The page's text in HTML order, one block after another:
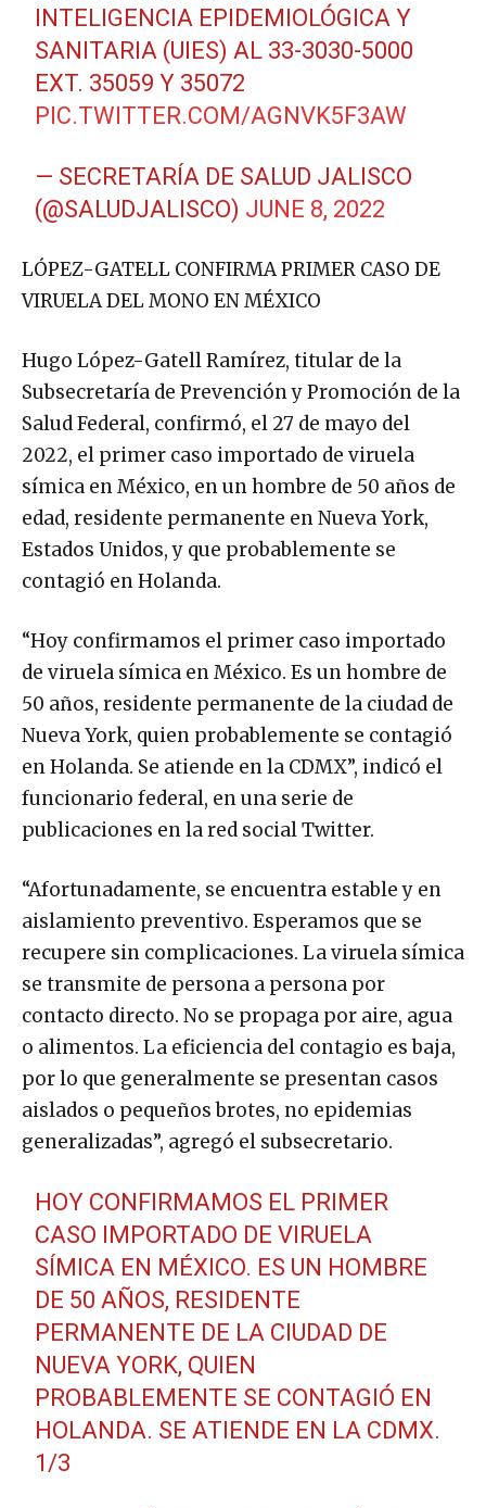
INTELIGENCIA EPIDEMIOLÓGICA Y
SANITARIA (UIES) AL 33-3030-5000
EXT. 35059 Y 35072
PIC.TWITTER.COM/AGNVK5F3AW
— SECRETARÍA DE SALUD JALISCO
(@SALUDJALISCO) JUNE 8, 2022
LÓPEZ-GATELL CONFIRMA PRIMER CASO DE
VIRUELA DEL MONO EN MÉXICO
Hugo López-Gatell Ramírez, titular de la
Subsecretaría de Prevención y Promoción de la
Salud Federal, confirmó, el 27 de mayo del
2022, el primer caso importado de viruela
símica en México, en un hombre de 50 años de
edad, residente permanente en Nueva York,
Estados Unidos, y que probablemente se
contagió en Holanda.
“Hoy confirmamos el primer caso importado
de viruela símica en México. Es un hombre de
50 años, residente permanente de la ciudad de
Nueva York, quien probablemente se contagió
en Holanda. Se atiende en la CDMX”, indicó el
funcionario federal, en una serie de
publicaciones en la red social Twitter.
“Afortunadamente, se encuentra estable y en
aislamiento preventivo. Esperamos que se
recupere sin complicaciones. La viruela símica
se transmite de persona a persona por
contacto directo. No se propaga por aire, agua
o alimentos. La eficiencia del contagio es baja,
por lo que generalmente se presentan casos
aislados o pequeños brotes, no epidemias
generalizadas”, agregó el subsecretario.
HOY CONFIRMAMOS EL PRIMER
CASO IMPORTADO DE VIRUELA
SÍMICA EN MÉXICO. ES UN HOMBRE
DE 50 AÑOS, RESIDENTE
PERMANENTE DE LA CIUDAD DE
NUEVA YORK, QUIEN
PROBABLEMENTE SE CONTAGIÓ EN
HOLANDA. SE ATIENDE EN LA CDMX.
1/3